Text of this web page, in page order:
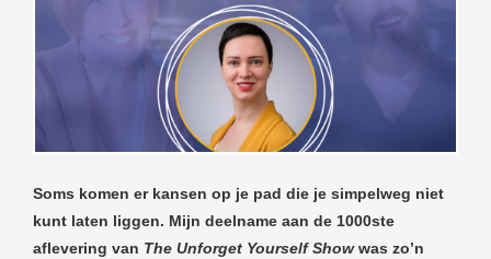
Soms komen er kansen op je pad die je simpelweg niet
kunt laten liggen. Mijn deelname aan de 1000ste
aflevering van The Unforget Yourself Showwas zo’n
kan de
worden